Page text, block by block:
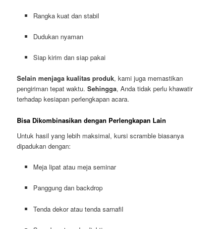
Rangka kuat dan stabil
Dudukan nyaman
Siap kirim dan siap pakai
Selain menjaga kualitas produk, kami juga memastikan
pengiriman tepat waktu.Sehingga, Anda tidak perlu khawatir
terhadap kesiapan perlengkapan acara.
Bisa Dikombinasikan dengan Perlengkapan Lain
Untuk hasil yang lebih maksimal, kursi scramble biasanya
dipadukan dengan:
Meja lipat atau meja seminar
Panggung dan backdrop
Tenda dekor atau tenda sarnafil